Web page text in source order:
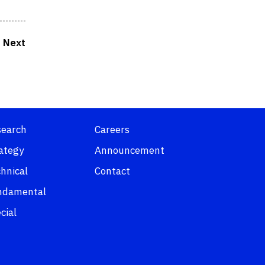
Next
Careers
Announcement
Contact